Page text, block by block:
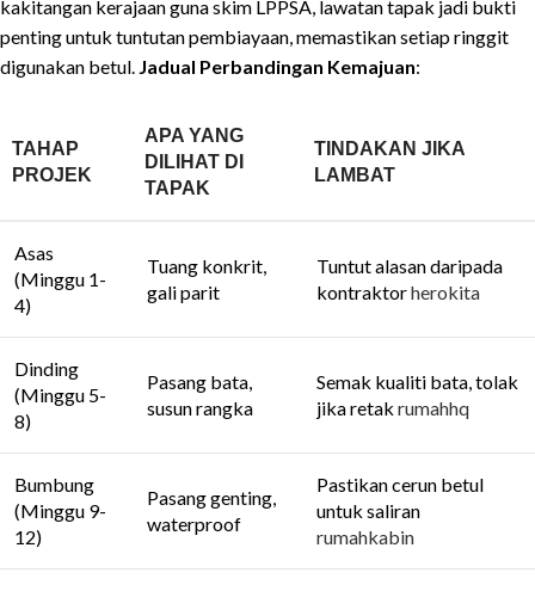
kakitangan kerajaan guna skim LPPSA, lawatan tapak jadi bukti
penting untuk tuntutan pembiayaan, memastikan setiap ringgit
digunakan betul. Jadual Perbandingan Kemajuan:
TAHAP
PROJEK
APA YANG
DILIHAT DI
TAPAK
TINDAKAN JIKA
LAMBAT
Asas
(Minggu 1-
4)
Tuang konkrit,
gali parit
Tuntut alasan daripada
kontraktorherokita
Dinding
(Minggu 5-
8)
Pasang bata,
susun rangka
Semak kualiti bata, tolak
jika retak rumahhq
Bumbung
(Minggu 9-
12)
Pasang genting,
waterproof
Pastikan cerun betul
untuk saliran
rumahkabin